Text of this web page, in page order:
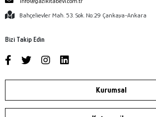
Bahçelievler Mah. 53. Sok. No:29 Çankaya-Ankara
Bizi Takip Edin
Kurumsal